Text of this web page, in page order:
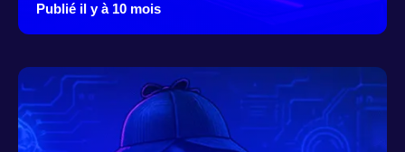
Publié il y à 10 mois